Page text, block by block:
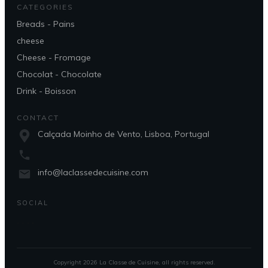
CATEGORIES
Breads - Pains
cheese
Cheese - Fromage
Chocolat - Chocolate
Drink - Boisson
CONTACT
Calçada Moinho de Vento, Lisboa, Portugal
info@laclassedecuisine.com
SOCIAL
Copyright 2026 La Classe de Cuisine, all rights reserved.